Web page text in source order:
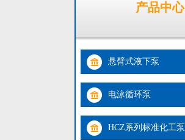
产品中心
悬臂式液下泵
电泳循环泵
HCZ系列标准化工泵